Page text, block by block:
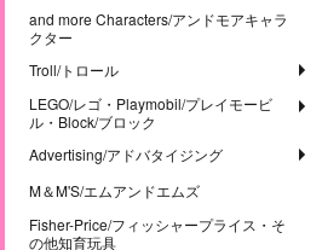
and more Characters/アンドモアキャラ
クター
Troll/トロール
LEGO/レゴ・Playmobil/プレイモービ
ル・Block/ブロック
Advertising/アドバタイジング
M＆M'S/エムアンドエムズ
Fisher-Price/フィッシャープライス・そ
の他知育玩具